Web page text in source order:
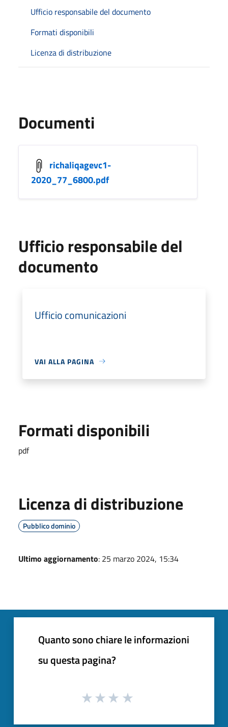
Ufficio responsabile del documento
Formati disponibili
Licenza di distribuzione
Documenti
richaliqagevc1-
2020_77_6800.pdf
Ufficio responsabile del
documento
Ufficio comunicazioni
VAI ALLA PAGINA
Formati disponibili
pdf
Licenza di distribuzione
Pubblico dominio
Ultimo aggiornamento: 25 marzo 2024, 15:34
Quanto sono chiare le informazioni
su questa pagina?